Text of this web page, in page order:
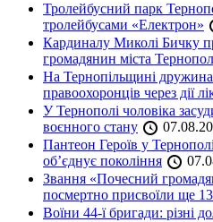
Тролейбусний парк
тролейбусами «Електрон»
Кардиналу Миколі Бичку
громадянин міста
На Тернопільщині дружина
правоохоронців через дії
У Тернополі чоловіка
воєнного стану
Пантеон Героїв у
об’єднує покоління
Звання «Почесний
посмертно присвоїли ще
Воїни 44-ї бригади: різні